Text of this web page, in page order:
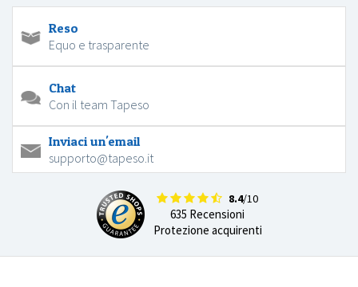
Reso
Equo e trasparente
Chat
Con il team Tapeso
Inviaci un'email
supporto@tapeso.it
8.4/10
635 Recensioni
Protezione acquirenti